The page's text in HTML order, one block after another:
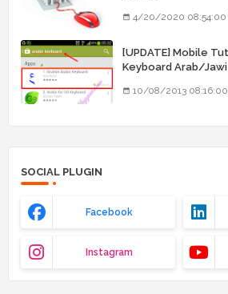
4/20/2020 08:54:00
[UPDATE] Mobile
Keyboard Arab/Jawi
10/08/2013 08:16:00
SOCIAL PLUGIN
Facebook
Instagram